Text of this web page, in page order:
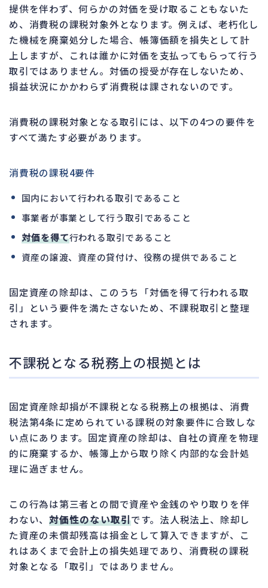
提供を伴わず、何らかの対価を受け取ることもないた
め、消費税の課税対象外となります。例えば、老朽化し
た機械を廃棄処分した場合、帳簿価額を損失として計
上しますが、これは誰かに対価を支払ってもらって行う
取引ではありません。対価の授受が存在しないため、
損益状況にかかわらず消費税は課されないのです。
消費税の課税対象となる取引には、以下の4つの要件を
すべて満たす必要があります。
消費税の課税4要件
国内において行われる取引であること
事業者が事業として行う取引であること
対価を得て行われる取引であること
資産の譲渡、資産の貸付け、役務の提供であること
固定資産の除却は、このうち「対価を得て行われる取
引」という要件を満たさないため、不課税取引と整理
されます。
不課税となる税務上の根拠とは
固定資産除却損が不課税となる税務上の根拠は、消費
税法第4条に定められている課税の対象要件に合致しな
い点にあります。固定資産の除却は、自社の資産を物理
的に廃棄するか、帳簿上から取り除く内部的な会計処
理に過ぎません。
この行為は第三者との間で資産や金銭のやり取りを伴
わない、対価性のない取引です。法人税法上、除却し
た資産の未償却残高は損金として算入できますが、こ
れはあくまで会計上の損失処理であり、消費税の課税
対象となる「取引」ではありません。